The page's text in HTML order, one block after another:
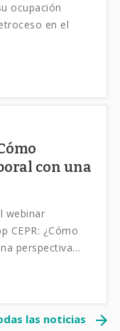
ocupación
en el
con una
webinar
CEPR: ¿Cómo
perspectiva
las noticias